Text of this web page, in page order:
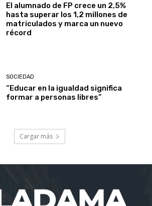
El alumnado de FP crece un 2,5%
hasta superar los 1,2 millones de
matriculados y marca un nuevo
récord
SOCIEDAD
“Educar en la igualdad significa
formar a personas libres”
Cargar más